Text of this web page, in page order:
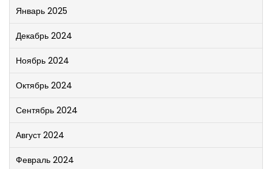
Январь 2025
Декабрь 2024
Ноябрь 2024
Октябрь 2024
Сентябрь 2024
Август 2024
Февраль 2024